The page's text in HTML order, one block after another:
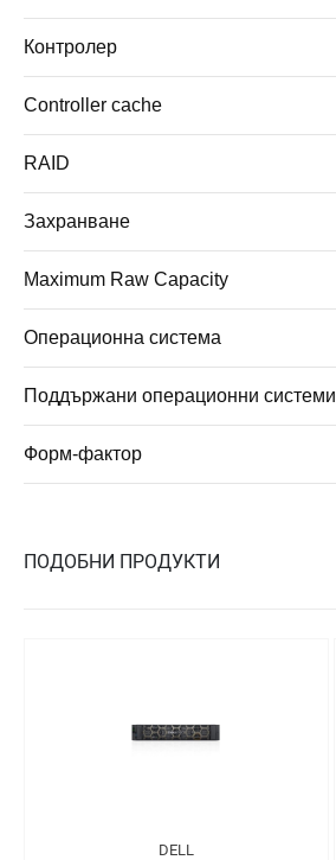
Контролер
Controller cache
RAID
Захранване
Maximum Raw Capacity
Операционна система
Поддържани операционни системи
Форм-фактор
ПОДОБНИ ПРОДУКТИ
DELL